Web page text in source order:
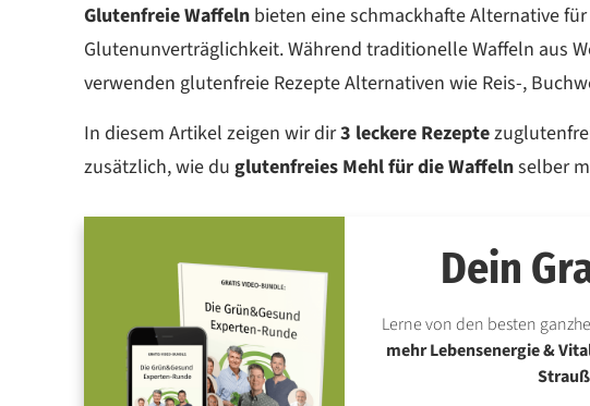
Glutenfreie Waffeln bieten eine schmackhafte Alternative
Glutenunverträglichkeit. Während traditionelle Waffeln aus
verwenden glutenfreie Rezepte Alternativen wie Reis-,
In diesem Artikel zeigen wir dir3 leckere Rezepte
zusätzlich, wie du glutenfreies Mehl für die Waffelnselber
Dein
Lerne von den besten
mehr Lebensenergie &